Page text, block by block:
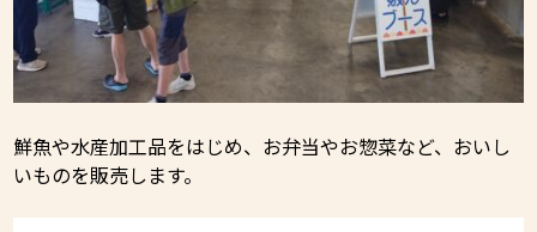
鮮魚や水産加工品をはじめ、お弁当やお惣菜など、おいし
いものを販売します。